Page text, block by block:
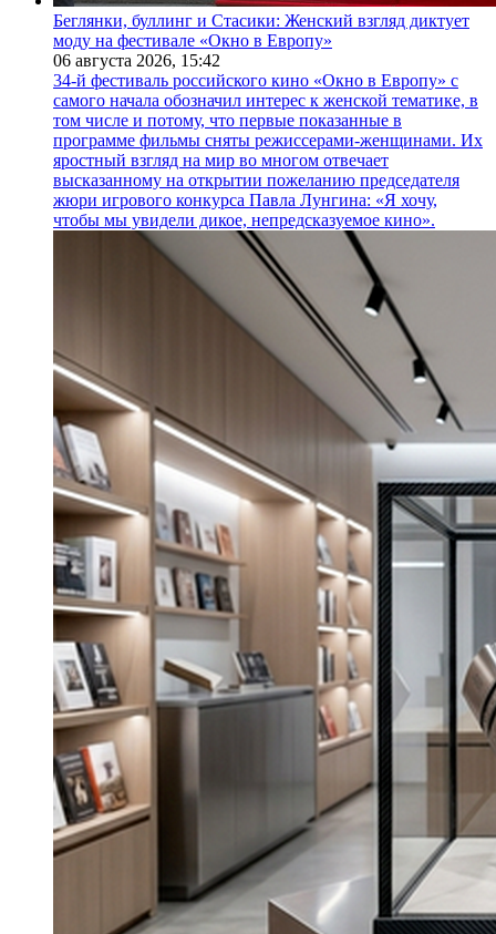
Беглянки, буллинг и Стасики: Женский взгляд диктует
моду на фестивале «Окно в Европу»
06 августа 2026, 15:42
34-й фестиваль российского кино «Окно в Европу» с
самого начала обозначил интерес к женской тематике, в
том числе и потому, что первые показанные в
программе фильмы сняты режиссерами-женщинами. Их
яростный взгляд на мир во многом отвечает
высказанному на открытии пожеланию председателя
жюри игрового конкурса Павла Лунгина: «Я хочу,
чтобы мы увидели дикое, непредсказуемое кино».